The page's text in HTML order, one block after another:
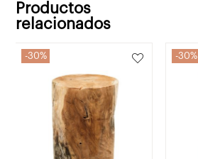
Productos
relacionados
30% 30%